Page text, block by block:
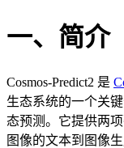
一、简介
Cosmos-Predict2 是
生态系统的一个关
态预测。它提供两
图像的文本到图像